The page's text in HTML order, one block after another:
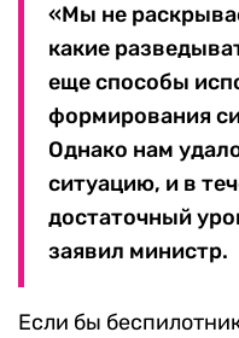
«Мы не
какие
еще способы
формирования
Однако нам
ситуацию, и в
достаточный
заявил министр.
Если бы